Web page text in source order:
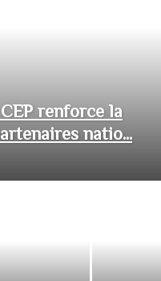
renforce la
natio...